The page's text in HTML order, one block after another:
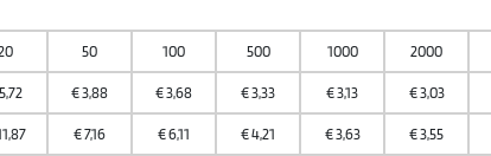
62114210
50 100 500 1000 2000
5,72 €3,88 €3,68 €3,33 €3,13 €3,03
€7,16 €6,11 €4,21 €3,63 €3,55